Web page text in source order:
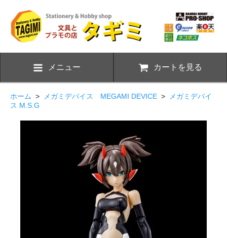
メニュー カートを見る
ホーム > メガミデバイス MEGAMI DEVICE >
メガミデバイ
ス M.S.G